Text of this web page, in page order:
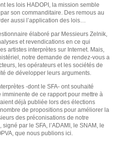
e
c
h
e
r
c
h
les lois HADOPI, la mission semble
son commanditaire. Des remous au
aussi l’application des lois…
élaboré par Messieurs Zelnik,
et revendications en ce qui
artistes interprètes sur Internet. Mais,
notre demande de rendez-vous a
les opérateurs et les sociétés de
de développer leurs arguments.
-dont le SFA- ont souhaité
de ce rapport pour mettre à
déjà publiée lors des élections
de propositions pour améliorer la
des préconisations de notre
signé par le SFA, l’ADAMI, le SNAM, le
que nous publions ici.